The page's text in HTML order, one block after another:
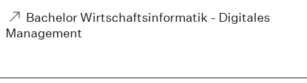
Bachelor Wirtschaftsinformatik - Digitales
Management